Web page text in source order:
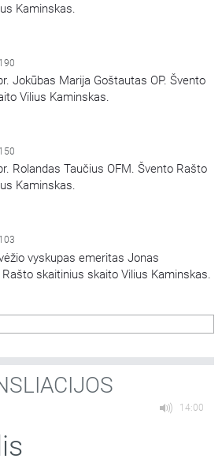
Kaminskas.
190
Jokūbas Marija Goštautas OP. Švento
Vilius Kaminskas.
150
Rolandas Taučius OFM. Švento Rašto
Kaminskas.
103
vyskupas emeritas Jonas
skaitinius skaito Vilius Kaminskas.
14:00